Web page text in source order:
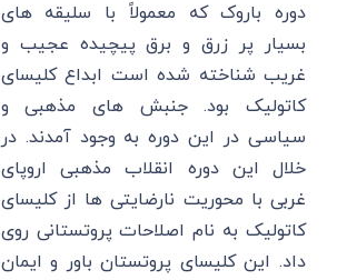
دوره باروک که معمولاً با سلیقه های
بسیار پر زرق و برق پیچیده عجیب و
غریب شناخته شده است ابداع کلیسای
کاتولیک بود. جنبش های مذهبی و
سیاسی در این دوره به وجود آمدند. در
خلال این دوره انقلاب مذهبی اروپای
غربی با محوریت نارضایتی ها از کلیسای
کاتولیک به نام اصلاحات پروتستانی روی
داد. این کلیسای پروتستان باور و ایمان